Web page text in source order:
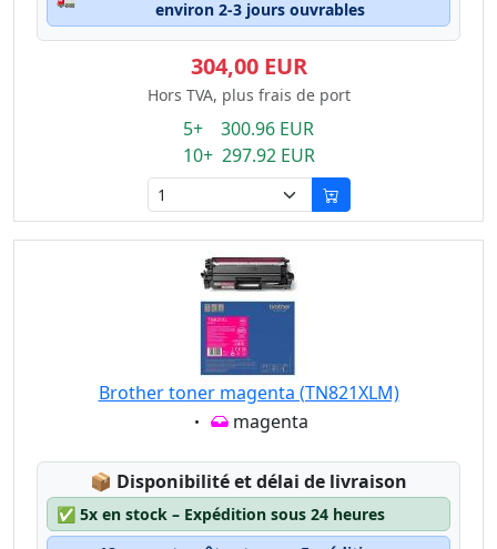
environ 2-3 jours ouvrables
304,00 EUR
Hors TVA, plus frais de port
5+ 300.96 EUR
10+ 297.92 EUR
Brother toner magenta (TN821XLM)
Eigenschaft:
magenta
📦 Lagerstatus:
Disponibilité et délai de livraison
✅ 5x en stock – Expédition sous 24 heures